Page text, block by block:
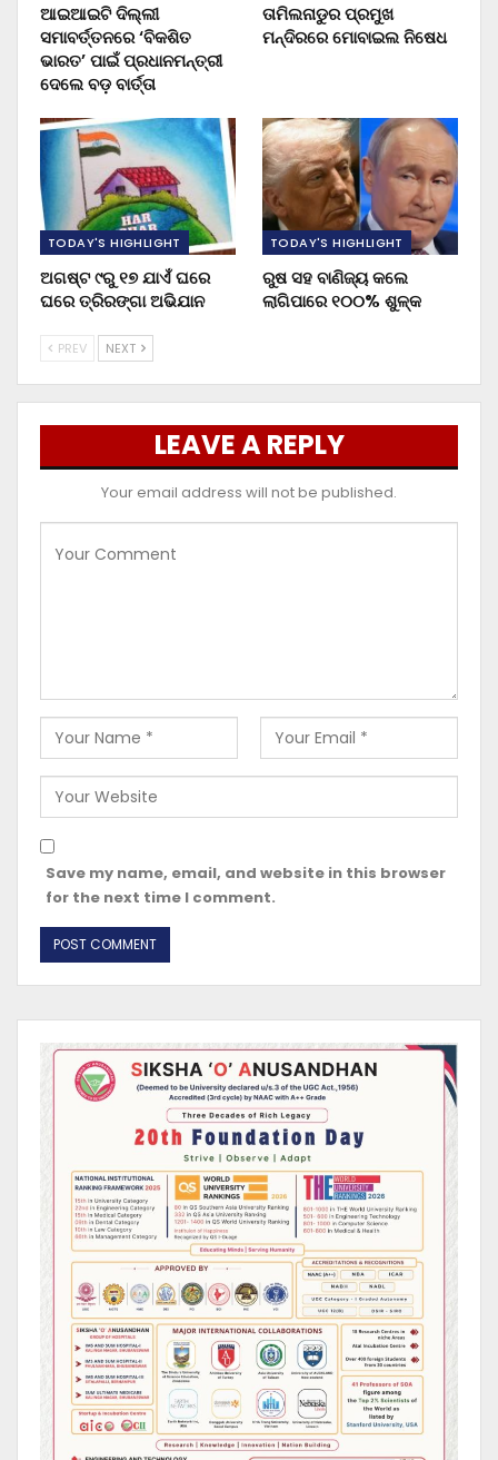
ଆଇଆଇଟି ଦିଲ୍ଲୀ
ସମାବର୍ତ୍ତନରେ ‘ବିକଶିତ
ଭାରତ’ ପାଇଁ ପ୍ରଧାନମନ୍ତ୍ରୀ
ଦେଲେ ବଡ଼ ବାର୍ତ୍ତା
ତାମିଲନାଡୁର ପ୍ରମୁଖ
ମନ୍ଦିରରେ ମୋବାଇଲ ନିଷେଧ
TODAY'S HIGHLIGHT
ଅଗଷ୍ଟ ୯ରୁ ୧୭ ଯାଏଁ ଘରେ
ଘରେ ତ୍ରିରଙ୍ଗା ଅଭିଯାନ
TODAY'S HIGHLIGHT
ରୁଷ ସହ ବାଣିଜ୍ୟ କଲେ
ଲାଗିପାରେ ୧୦୦% ଶୁଳ୍କ
PREV NEXT
LEAVE A REPLY
Your email address will not be published.
Save my name, email, and website in this browser
for the next time I comment.